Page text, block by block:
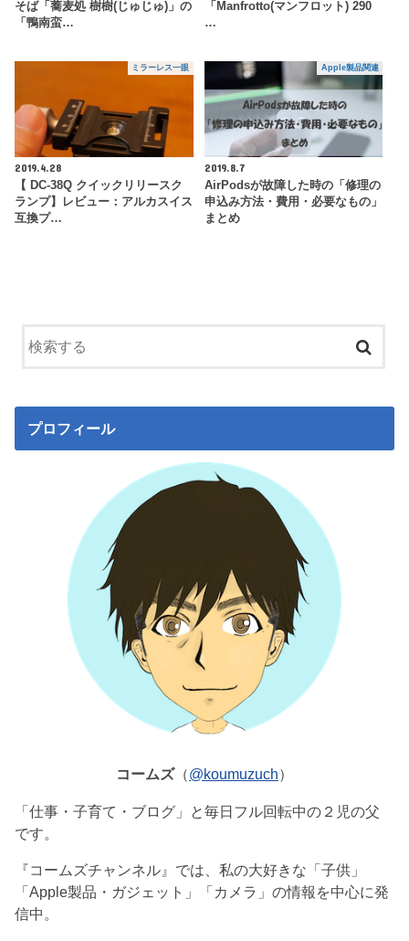
そば「蕎麦処 樹樹(じゅじゅ)」の
「鴨南蛮…
「Manfrotto(マンフロット) 290
…
ミラーレス一眼
2019.4.28
【 DC-38Q クイックリリースク
ランプ】レビュー：アルカスイス
互換プ…
Apple製品関連
2019.8.7
AirPodsが故障した時の「修理の
申込み方法・費用・必要なもの」
まとめ
プロフィール
コームズ（@koumuzuch）
「仕事・子育て・ブログ」と毎日フル回転中の２児の父
です。
『コームズチャンネル』では、私の大好きな「子供」
「Apple製品・ガジェット」「カメラ」の情報を中心に発
信中。